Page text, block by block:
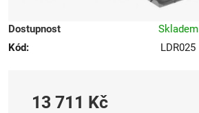
Dostupnost Skladem
Kód:
LDR025
13 711 Kč